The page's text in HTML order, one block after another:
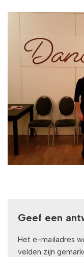
Geef een
Het e-mailadres
velden zijn